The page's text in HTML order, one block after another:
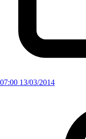
07:00 13/03/2014